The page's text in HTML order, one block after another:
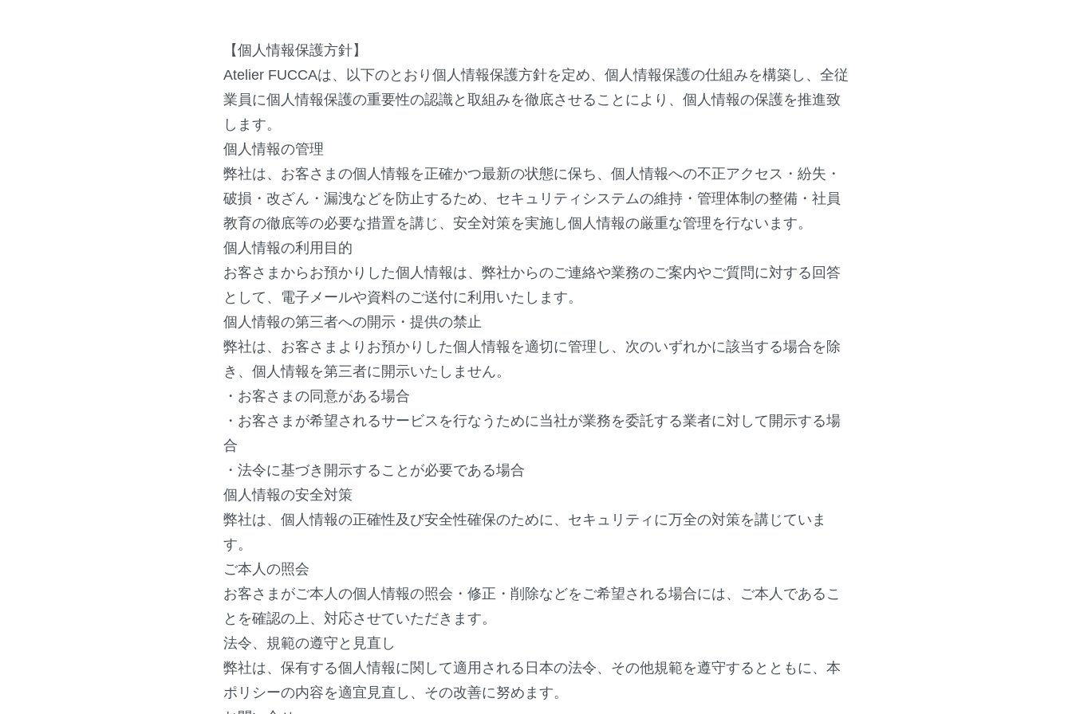
【個人情報保護方針】
Atelier FUCCAは、
以下のとおり個人情報保護方針を定め、 個人情報保護の仕組みを構築し、 全従
業員に個人情報保護の重要性の認識と取組みを徹底させること により、個人情報の保護を推進致
します。
個人情報の管理
弊社は、お客さまの個人情報を正確かつ最新の状態に保ち、 個人情報への不正アクセス・紛失・
破損・改ざん・ 漏洩などを防止するため、セキュリティシステムの維持・ 管理体制の整備・社員
教育の徹底等の必要な措置を講じ、 安全対策を実施し個人情報の厳重な管理を行ないます。
個人情報の利用目的
お客さまからお預かりした個人情報は、 弊社からのご連絡や業務のご案内やご質問に対する回答
として、 電子メールや資料のご送付に利用いたします。
個人情報の第三者への開示・提供の禁止
弊社は、お客さまよりお預かりした個人情報を適切に管理し、 次のいずれかに該当する場合を除
き、 個人情報を第三者に開示いたしません。
・お客さまの同意がある場合
・ お客さまが希望されるサービスを行なうために当社が業務を委託する業者に対して開示する場
合
・法令に基づき開示することが必要である場合
個人情報の安全対策
弊社は、個人情報の正確性及び安全性確保のために、 セキュリティに万全の対策を講じていま
す。
ご本人の照会
お客さまがご本人の個人情報の照会・修正・ 削除などをご希望される場合には、ご本人であるこ
とを確認の上、 対応させていただきます。
法令、規範の遵守と見直し
弊社は、保有する個人情報に関して適用される日本の法令、 その他規範を遵守するとともに、本
ポリシーの内容を適宜見直し、 その改善に努めます。